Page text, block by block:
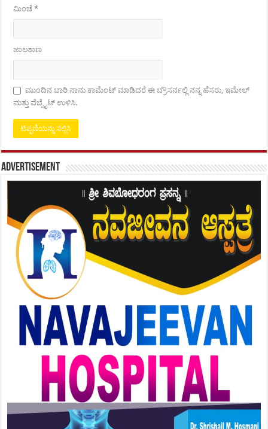
ಮಿಂಚೆ*
ಜಾಲತಾಣ
ಮುಂದಿನ ಬಾರಿ ನಾನು ಕಾಮೆಂಟ್ ಮಾಡಿದರೆ ಈ ಬ್ರೌಸರ್ನಲ್ಲಿ ನನ್ನ ಹೆಸರು, ಇಮೇಲ್
ಮತ್ತು ವೆಬ್ಸೈಟ್ ಉಳಿಸಿ.
Advertisement